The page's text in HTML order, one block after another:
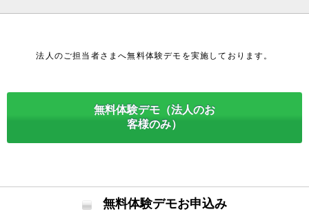
法人のご担当者さまへ無料体験デモを実施しております。
無料体験デモ（法人のお
客様のみ）
無料体験デモお申込み